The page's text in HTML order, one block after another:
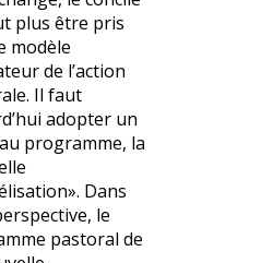
plus être pris
modèle
de l’action
Il faut
adopter un
programme, la
Dans
le
pastoral de